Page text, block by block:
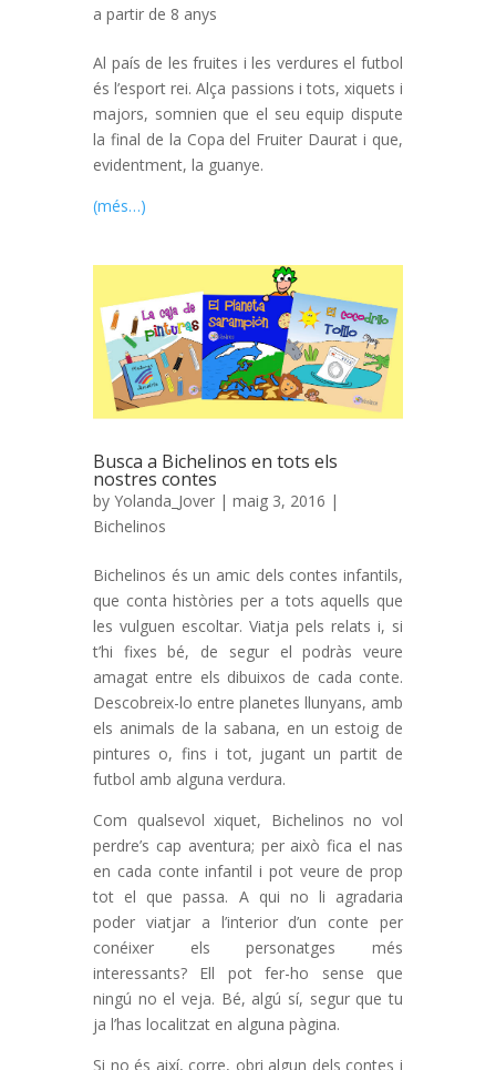
a partir de 8 anys
Al país de les fruites i les verdures el futbol
és l’esport rei. Alça passions i tots, xiquets i
majors, somnien que el seu equip dispute
la final de la Copa del Fruiter Daurat i que,
evidentment, la guanye.
(més…)
Busca a Bichelinos en tots els
nostres contes
by Yolanda_Jover | maig 3, 2016 |
Bichelinos
Bichelinos és un amic dels contes infantils,
que conta històries per a tots aquells que
les vulguen escoltar. Viatja pels relats i, si
t’hi fixes bé, de segur el podràs veure
amagat entre els dibuixos de cada conte.
Descobreix-lo entre planetes llunyans, amb
els animals de la sabana, en un estoig de
pintures o, fins i tot, jugant un partit de
futbol amb alguna verdura.
Com qualsevol xiquet, Bichelinos no vol
perdre’s cap aventura; per això fica el nas
en cada conte infantil i pot veure de prop
tot el que passa. A qui no li agradaria
poder viatjar a l’interior d’un conte per
conéixer els personatges més
interessants? Ell pot fer-ho sense que
ningú no el veja. Bé, algú sí, segur que tu
ja l’has localitzat en alguna pàgina.
Si no és així, corre, obri algun dels contes i